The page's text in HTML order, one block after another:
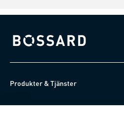
Bossard homepage
Produkter & Tjänster
Kunskapsnav